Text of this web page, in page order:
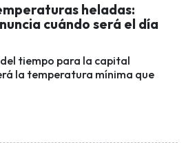
heladas:
cuándo será el día
tiempo para la capital
la temperatura mínima que